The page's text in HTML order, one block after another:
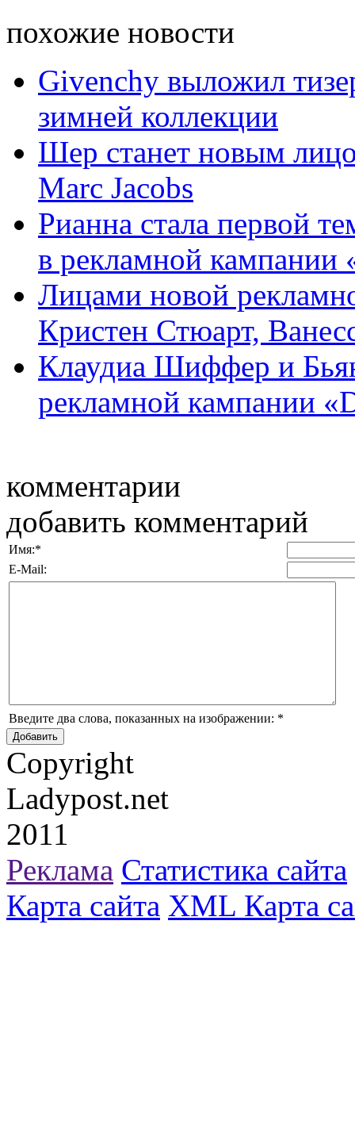
похожие новости
Givenchy выложил
зимней коллекции
Шер станет новым
Marc Jacobs
Рианна стала первой
в рекламной кампании
Лицами новой
Кристен Стюарт,
Клаудиа Шиффер и
рекламной кампании
комментарии
добавить комментарий
Имя:*
E-Mail:
Введите два слова, показанных на изображении: *
Copyright
Ladypost.net
2011
Реклама Статистика сайта
Карта сайта XML Карта